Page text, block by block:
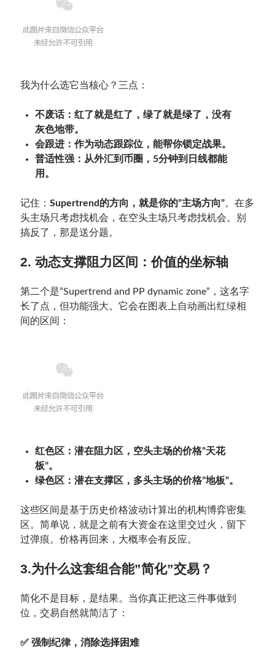
我为什么选它当核心？三点：
不废话：红了就是红了，绿了就是绿了，没有
灰色地带。
会跟进：作为动态跟踪位，能帮你锁定战果。
普适性强：从外汇到币圈，5分钟到日线都能
用。
记住：Supertrend的方向，就是你的”主场方向”。在多
头主场只考虑找机会，在空头主场只考虑找机会。别
搞反了，那是送分题。
2. 动态支撑阻力区间：价值的坐标轴
第二个是”Supertrend and PP dynamic zone”，这名字
长了点，但功能强大。它会在图表上自动画出红绿相
间的区间：
红色区：潜在阻力区，空头主场的价格”天花
板”。
绿色区：潜在支撑区，多头主场的价格”地板”。
这些区间是基于历史价格波动计算出的机构博弈密集
区。简单说，就是之前有大资金在这里交过火，留下
过弹痕。价格再回来，大概率会有反应。
3.为什么这套组合能”简化”交易？
简化不是目标，是结果。当你真正把这三件事做到
位，交易自然就简洁了：
✅ 强制纪律，消除选择困难